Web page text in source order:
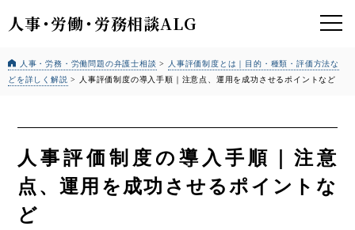
人事・労働・労務相談ALG
人事・労務・労働問題の弁護士相談 >
人事評価制度とは｜目的・種類・評価方法な
どを詳しく解説 > 人事評価制度の導入手順｜注意点、運用を成功させるポイントなど
人事評価制度の導入手順｜注意
点、運用を成功させるポイントな
ど